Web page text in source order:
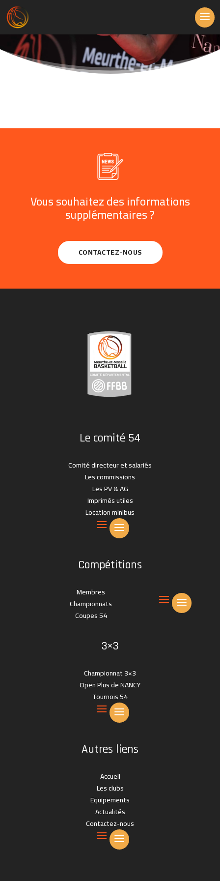
Vous souhaitez des informations
supplémentaires ?
CONTACTEZ-NOUS
Le comité 54
Comité directeur et salariés
Les commissions
Les PV & AG
Imprimés utiles
Location minibus
Compétitions
Membres
Championnats
Coupes 54
3×3
Championnat 3×3
Open Plus de NANCY
Tournois 54
Autres liens
Accueil
Les clubs
Equipements
Actualités
Contactez-nous